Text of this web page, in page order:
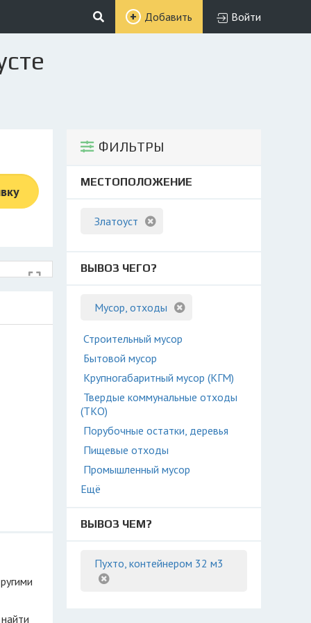
Добавить Войти
ФИЛЬТРЫ
МЕСТОПОЛОЖЕНИЕ
Златоуст
ВЫВОЗ ЧЕГО?
Мусор, отходы
Строительный мусор
Бытовой мусор
Крупногабаритный мусор (КГМ)
Твердые коммунальные отходы
(ТКО)
Порубочные остатки, деревья
Пищевые отходы
Промышленный мусор
Ещё
ВЫВОЗ ЧЕМ?
Пухто, контейнером 32 м3